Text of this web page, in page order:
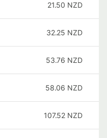
21.50 NZD
32.25 NZD
53.76 NZD
58.06 NZD
107.52 NZD